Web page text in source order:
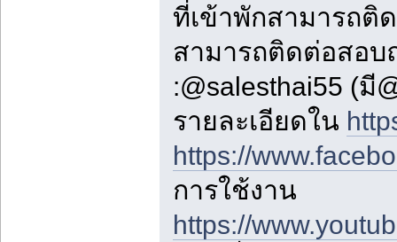
ที่เข้าพักสามารถติ
สามารถติดต่อสอบ
:@salesthai55 (มี
รายละเอียดใน
https://
การใช้งาน
https://